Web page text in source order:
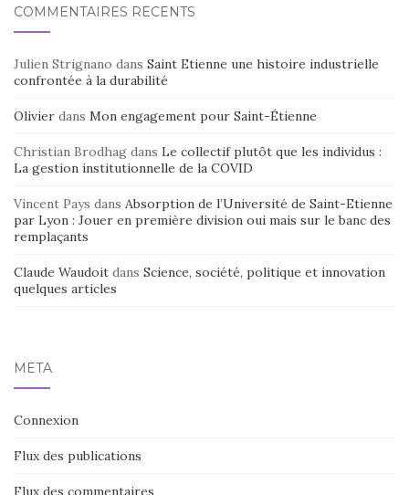
COMMENTAIRES RÉCENTS
Julien Strignano dans Saint Etienne une histoire industrielle
confrontée à la durabilité
Olivier dans Mon engagement pour Saint-Étienne
Christian Brodhag dans Le collectif plutôt que les individus :
La gestion institutionnelle de la COVID
Vincent Pays dans Absorption de l’Université de Saint-Etienne
par Lyon : Jouer en première division oui mais sur le banc des
remplaçants
Claude Waudoit dans Science, société, politique et innovation
quelques articles
MÉTA
Connexion
Flux des publications
Flux des commentaires